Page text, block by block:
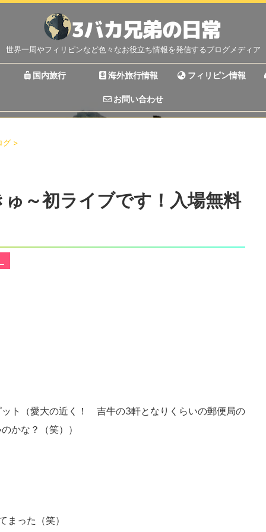
世界一周やフィリピンなど色々なお役立ち情報を発信するブログメディア
国内旅行 海外旅行情報 フィリピン情報
お問い合わせ
グ >
～初ライブです！入場無料
ト（愛大の近く！ 吉牛の3軒となりくらいの郵便局の
かな？（笑））
まった（笑）